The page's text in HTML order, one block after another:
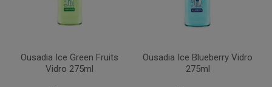
Ousadia Ice Green Fruits
Vidro 275ml
Ousadia Ice Blueberry Vidro
275ml